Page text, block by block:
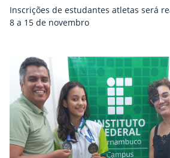
Inscrições de estudantes atletas será
8 a 15 de novembro